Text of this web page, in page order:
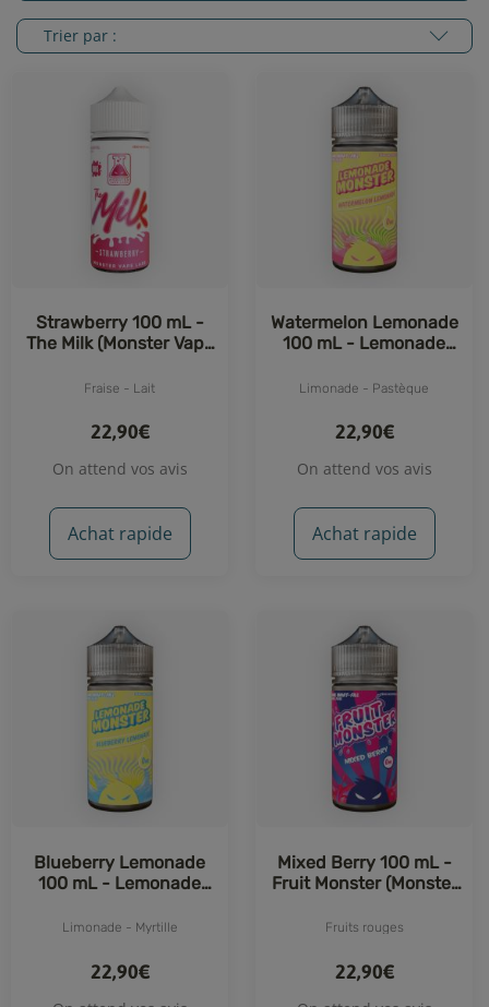
Trier par :
Strawberry 100 mL -
The Milk (Monster Vape
Fraise - Lait
22,90€
On attend vos avis
Achat rapide
Watermelon Lemonade
100 mL - Lemonade
Labs)
Limonade - Pastèque
22,90€
On attend vos avis
Achat rapide
Blueberry Lemonade
100 mL - Lemonade
Labs)
Limonade - Myrtille
22,90€
Mixed Berry 100 mL -
Fruit Monster (Monster
Fruits rouges
22,90€